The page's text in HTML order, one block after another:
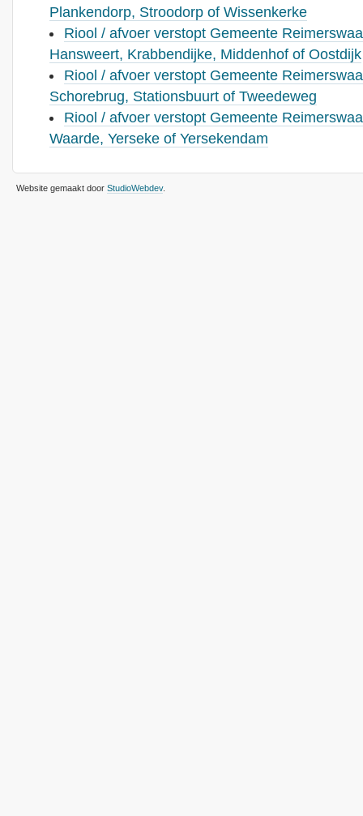
Plankendorp, Stroodorp of Wissenkerke
Riool / afvoer verstopt Gemeente
Hansweert, Krabbendijke, Middenhof of Oostdijk
Riool / afvoer verstopt Gemeente
Schorebrug, Stationsbuurt of Tweedeweg
Riool / afvoer verstopt Gemeente
Waarde, Yerseke of Yersekendam
Website gemaakt door StudioWebdev.